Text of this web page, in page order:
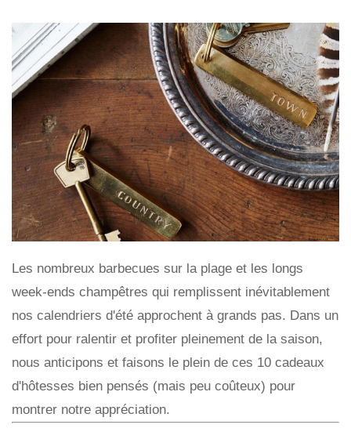
Les nombreux barbecues sur la plage et les longs
week-ends champêtres qui remplissent inévitablement
nos calendriers d'été approchent à grands pas. Dans un
effort pour ralentir et profiter pleinement de la saison,
nous anticipons et faisons le plein de ces 10 cadeaux
d'hôtesses bien pensés (mais peu coûteux) pour
montrer notre appréciation.